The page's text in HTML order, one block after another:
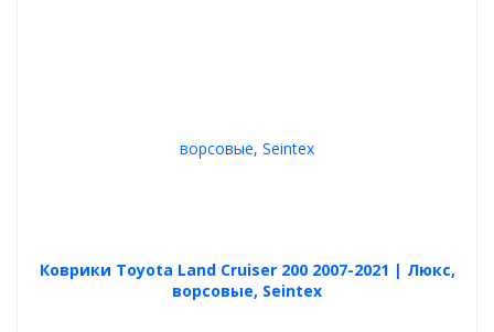
Коврики Toyota Land Cruiser 200 2007-2021 | Люкс,
ворсовые, Seintex